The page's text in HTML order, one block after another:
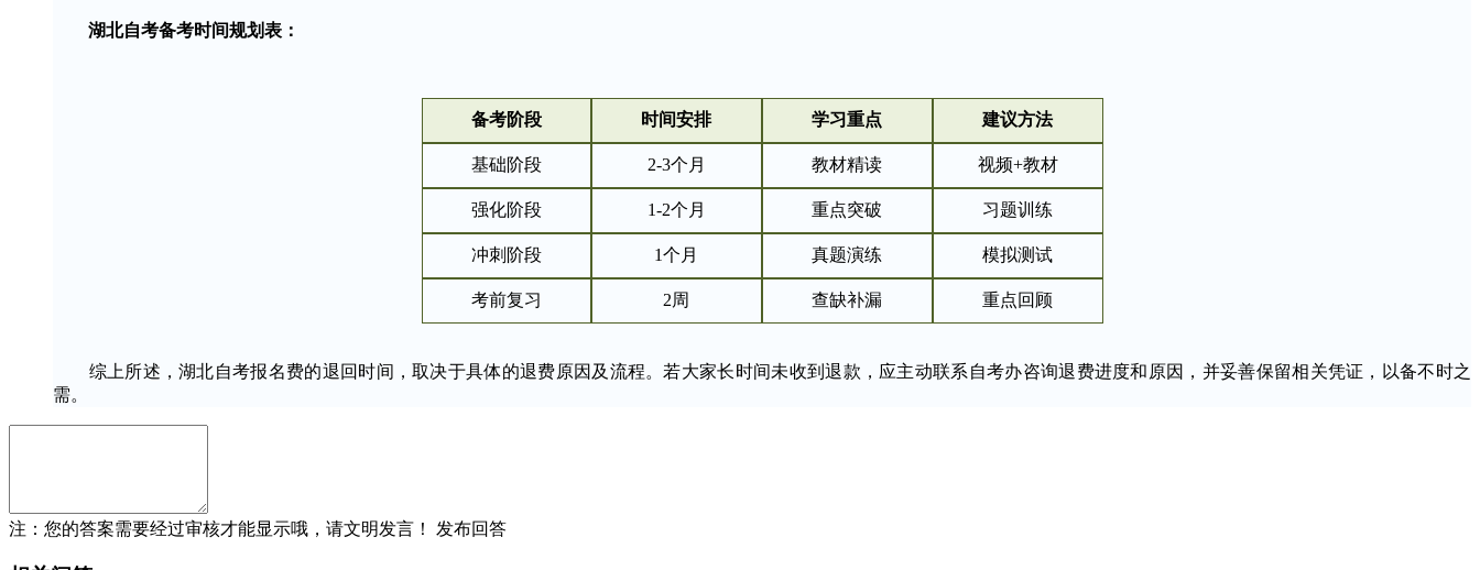
湖北自考备考时间规划表：
备考阶段 时间安排 学习重点 建议方法
基础阶段 2-3个月 教材精读 视频+教材
强化阶段 1-2个月 重点突破 习题训练
冲刺阶段 1个月 真题演练 模拟测试
考前复习 2周 查缺补漏 重点回顾
综上所述，湖北自考报名费的退回时间，取决于具体的退费原因及流程。若大家长时间未收到退款，应主动联系自考办咨询退费进度和原因，并妥善保留相关凭证，以备不时之
需。
注：您的答案需要经过审核才能显示哦，请文明发言！ 发布回答